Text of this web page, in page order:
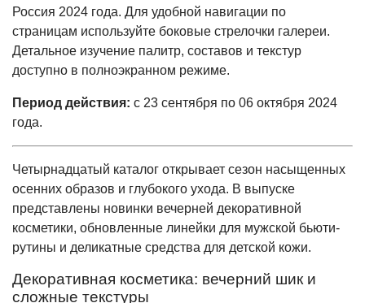
Россия 2024 года. Для удобной навигации по
страницам используйте боковые стрелочки галереи.
Детальное изучение палитр, составов и текстур
доступно в полноэкранном режиме.
Период действия: с 23 сентября по 06 октября 2024
года.
Четырнадцатый каталог открывает сезон насыщенных
осенних образов и глубокого ухода. В выпуске
представлены новинки вечерней декоративной
косметики, обновленные линейки для мужской бьюти-
рутины и деликатные средства для детской кожи.
Декоративная косметика: вечерний шик и
сложные текстуры